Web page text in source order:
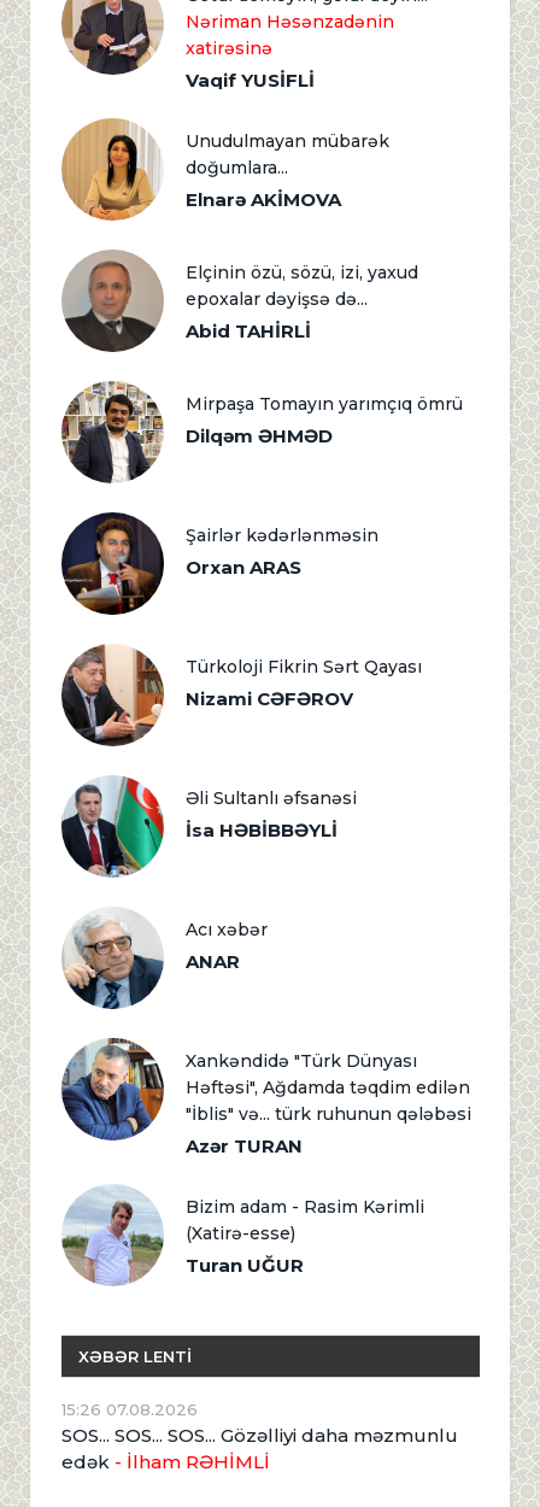
Nəriman Həsənzadənin
xatirəsinə
Vaqif YUSİFLİ
Unudulmayan mübarək
doğumlara...
Elnarə AKİMOVA
Elçinin özü, sözü, izi, yaxud
epoxalar dəyişsə də...
Abid TAHİRLİ
Mirpaşa Tomayın yarımçıq ömrü
Dilqəm ƏHMƏD
Şairlər kədərlənməsin
Orxan ARAS
Türkoloji Fikrin Sərt Qayası
Nizami CƏFƏROV
Əli Sultanlı əfsanəsi
İsa HƏBİBBƏYLİ
Acı xəbər
ANAR
Xankəndidə "Türk Dünyası
Həftəsi", Ağdamda təqdim edilən
"İblis" və... türk ruhunun qələbəsi
Azər TURAN
Bizim adam - Rasim Kərimli
(Xatirə-esse)
Turan UĞUR
XƏBƏR LENTİ
15:26 07.08.2026
SOS... SOS... SOS... Gözəlliyi daha məzmunlu
edək - İlham RƏHİMLİ